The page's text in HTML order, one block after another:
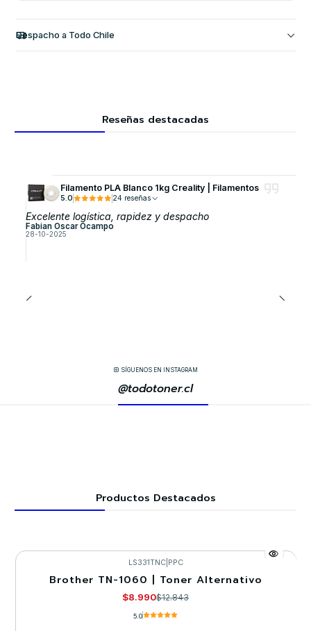
Despacho a Todo Chile
Reseñas destacadas
Filamento PLA Blanco 1kg Creality | Filamentos
5.0 24 reseñas
Excelente logística, rapidez y despacho
Fabian Oscar Ocampo
28-10-2025
SÍGUENOS EN INSTAGRAM
@todotoner.cl
Productos Destacados
-30%
LS331TNC| PPC
Brother TN-1060 | Toner Alternativo
$8.990$12.843
5.0